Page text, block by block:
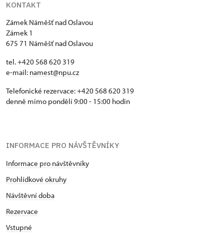
KONTAKT
Zámek Náměšť nad Oslavou
Zámek 1
675 71 Náměšť nad Oslavou
tel. +420 568 620 319
e-mail: namest@npu.cz
Telefonické rezervace: +420 568 620 319
denně mimo pondělí 9:00 - 15:00 hodin
INFORMACE PRO NÁVŠTĚVNÍKY
Informace pro návštěvníky
Prohlídkové okruhy
Návštěvní doba
Rezervace
Vstupné